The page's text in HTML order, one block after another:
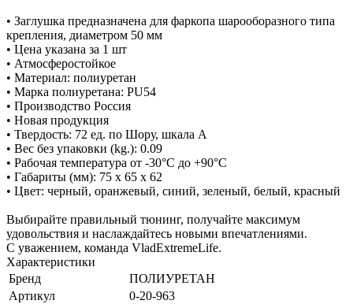
• Заглушка предназначена для фаркопа шарооборазного типа
крепления, диаметром 50 мм
• Цена указана за 1 шт
• Атмосферостойкое
• Материал: полиуретан
• Марка полиуретана: PU54
• Производство Россия
• Новая продукция
• Твердость: 72 ед. по Шору, шкала А
• Вес без упаковки (kg.): 0.09
• Рабочая температура от -30°C до +90°C
• Габариты (мм): 75 x 65 x 62
• Цвет: черный, оранжевый, синий, зеленый, белый, красный
Выбирайте правильный тюнинг, получайте максимум
удовольствия и наслаждайтесь новыми впечатлениями.
С уважением, команда VladExtremeLife.
Характеристики
Бренд
ПОЛИУРЕТАН
Артикул
0-20-963